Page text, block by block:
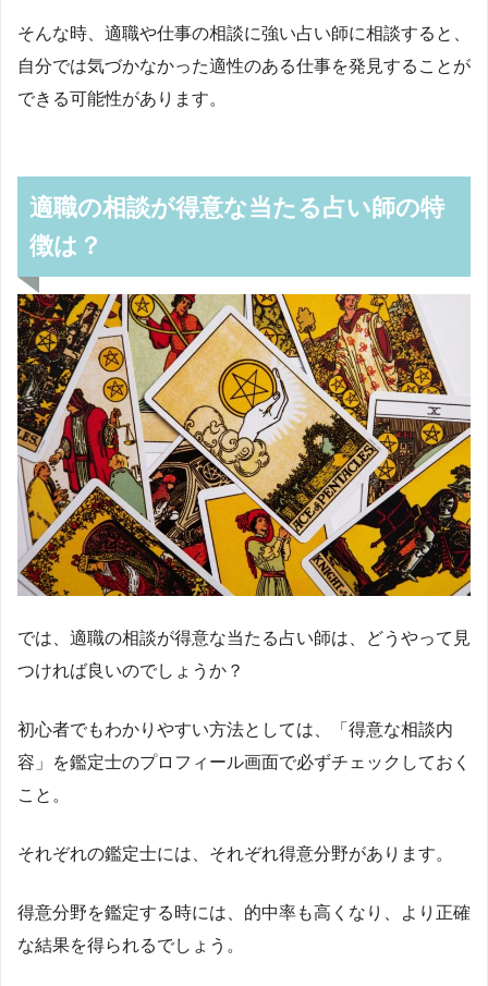
そんな時、適職や仕事の相談に強い占い師に相談すると、
自分では気づかなかった適性のある仕事を発見することが
できる可能性があります。
適職の相談が得意な当たる占い師の特
徴は？
では、適職の相談が得意な当たる占い師は、どうやって見
つければ良いのでしょうか？
初心者でもわかりやすい方法としては、「得意な相談内
容」を鑑定士のプロフィール画面で必ずチェックしておく
こと。
それぞれの鑑定士には、それぞれ得意分野があります。
得意分野を鑑定する時には、的中率も高くなり、より正確
な結果を得られるでしょう。